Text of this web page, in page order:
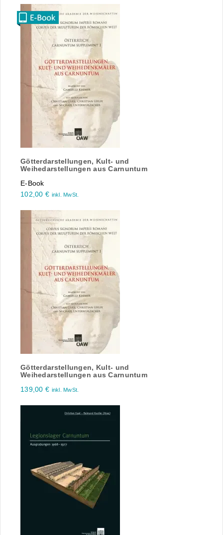
Götterdarstellungen, Kult- und
Weihedarstellungen aus Carnuntum
E-Book
102,00 € inkl. MwSt.
Götterdarstellungen, Kult- und
Weihedarstellungen aus Carnuntum
139,00 € inkl. MwSt.